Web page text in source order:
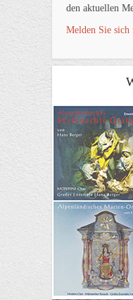
den aktuellen
Melden Sie sich